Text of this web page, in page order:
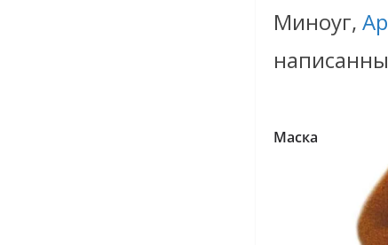
Миноуг,
Маска